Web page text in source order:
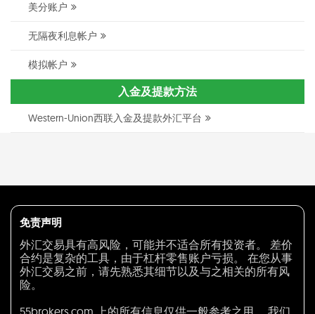
美分账户
无隔夜利息帐户
模拟帐户
入金及提款方法
Western-Union西联入金及提款外汇平台
免责声明
外汇交易具有高风险，可能并不适合所有投资者。 差价
合约是复杂的工具，由于杠杆零售账户亏损。 在您从事
外汇交易之前，请先熟悉其细节以及与之相关的所有风
险。